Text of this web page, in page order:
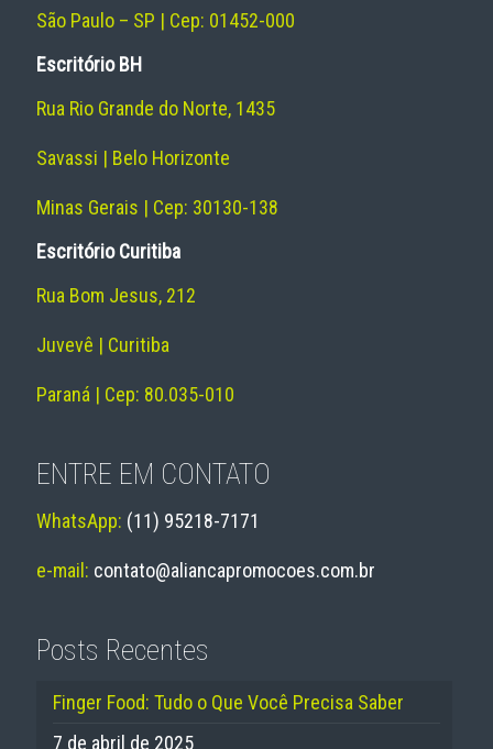
São Paulo – SP | Cep: 01452-000
Escritório BH
Rua Rio Grande do Norte, 1435
Savassi | Belo Horizonte
Minas Gerais | Cep: 30130-138
Escritório Curitiba
Rua Bom Jesus, 212
Juvevê | Curitiba
Paraná | Cep: 80.035-010
ENTRE EM CONTATO
WhatsApp: (11) 95218-7171
e-mail: contato@aliancapromocoes.com.br
Posts Recentes
Finger Food: Tudo o Que Você Precisa Saber
7 de abril de 2025